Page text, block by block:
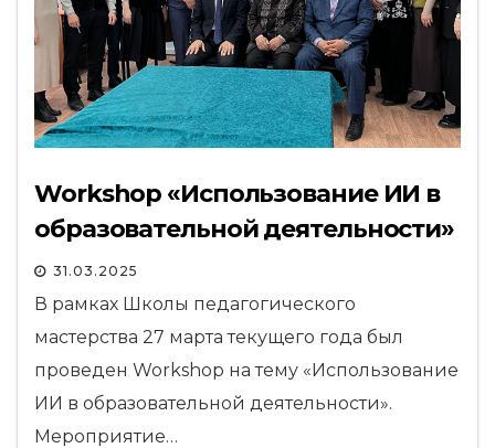
Workshop «Использование ИИ в
образовательной деятельности»
31.03.2025
В рамках Школы педагогического
мастерства 27 марта текущего года был
проведен Workshop на тему «Использование
ИИ в образовательной деятельности».
Мероприятие…